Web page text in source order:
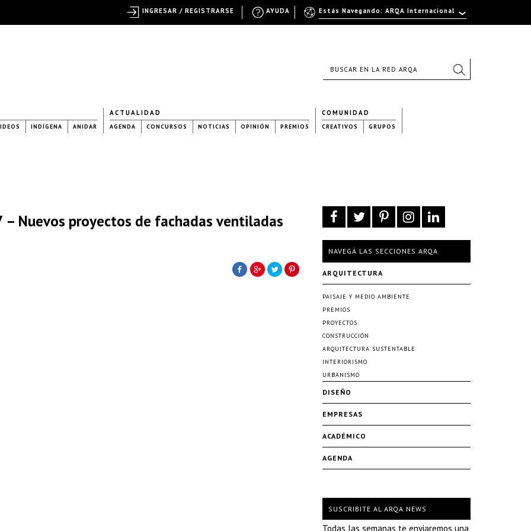
INDÍGENA ANIDAR
ACTUALIDAD
AGENDA CONCURSOS NOTICIAS OPINIÓN PREMIOS
COMUNIDAD
CREATIVOS GRUPOS
– Nuevos proyectos de fachadas ventiladas
NAVEGÁ LAS SECCIONES ARQA
ARQUITECTURA
PAISAJE Y MEDIO AMBIENTE
PREMIOS
PROYECTOS
CONSTRUCCIÓN
ARQUITECTURA SUSTENTABLE
INTERIORISMO
URBANISMO
DISEÑO
EMPRESAS
ACADÉMICO
AGENDA
SUSCRIBITE AL ARQA NEWS
Todas las semanas te enviaremos una
Estás Navegando: ARQA Internacional
AYUDA
INGRESAR / REGISTRARSE